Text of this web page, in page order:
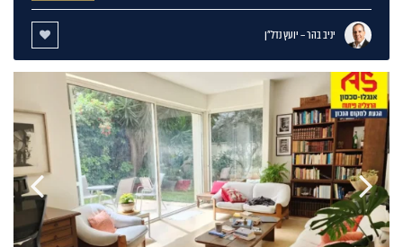
יניב בהר – יועץ נדל"ן